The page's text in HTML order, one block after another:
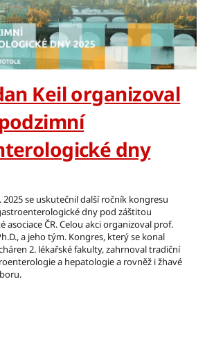
Keil organizoval
dny
2025 se uskutečnil další ročník kongresu
dny pod záštitou
asociace ČR. Celou akci organizoval prof.
a jeho tým. Kongres, který se konal
2. lékařské fakulty, zahrnoval tradiční
a hepatologie a rovněž i žhavé